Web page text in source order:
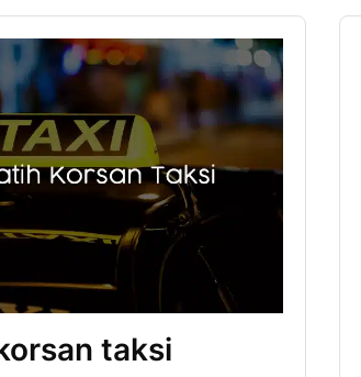
taksi